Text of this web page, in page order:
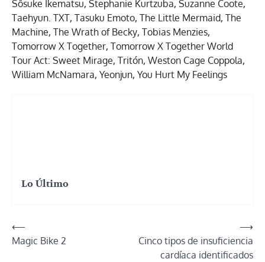
Sôsuke Ikematsu, Stephanie Kurtzuba, Suzanne Coote,
Taehyun. TXT, Tasuku Emoto, The Little Mermaid, The
Machine, The Wrath of Becky, Tobias Menzies,
Tomorrow X Together, Tomorrow X Together World
Tour Act: Sweet Mirage, Tritón, Weston Cage Coppola,
William McNamara, Yeonjun, You Hurt My Feelings
Lo Último
Navegación
de
⟵
Magic Bike 2
Cinco tipos de insuficiencia
cardíaca identificados
⟶